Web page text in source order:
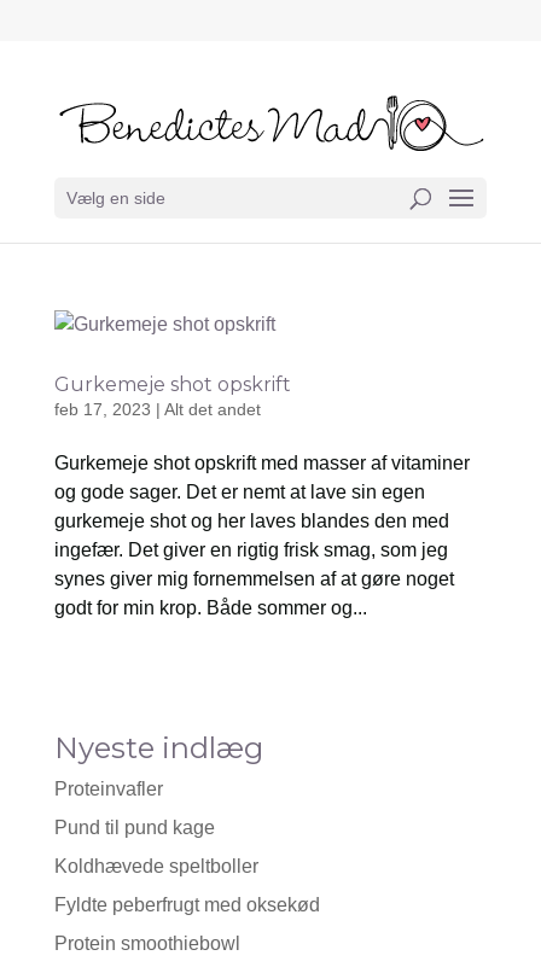
Vælg en side
Gurkemeje shot opskrift
feb 17, 2023 | Alt det andet
Gurkemeje shot opskrift med masser af vitaminer
og gode sager. Det er nemt at lave sin egen
gurkemeje shot og her laves blandes den med
ingefær. Det giver en rigtig frisk smag, som jeg
synes giver mig fornemmelsen af at gøre noget
godt for min krop. Både sommer og...
Nyeste indlæg
Proteinvafler
Pund til pund kage
Koldhævede speltboller
Fyldte peberfrugt med oksekød
Protein smoothiebowl